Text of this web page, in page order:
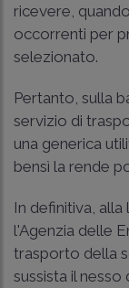
ricevere,
occorrenti per
selezionato.
Pertanto, sulla
servizio di
una generica
bensì la rende
In definitiva,
l'Agenzia delle
trasporto della
sussista il